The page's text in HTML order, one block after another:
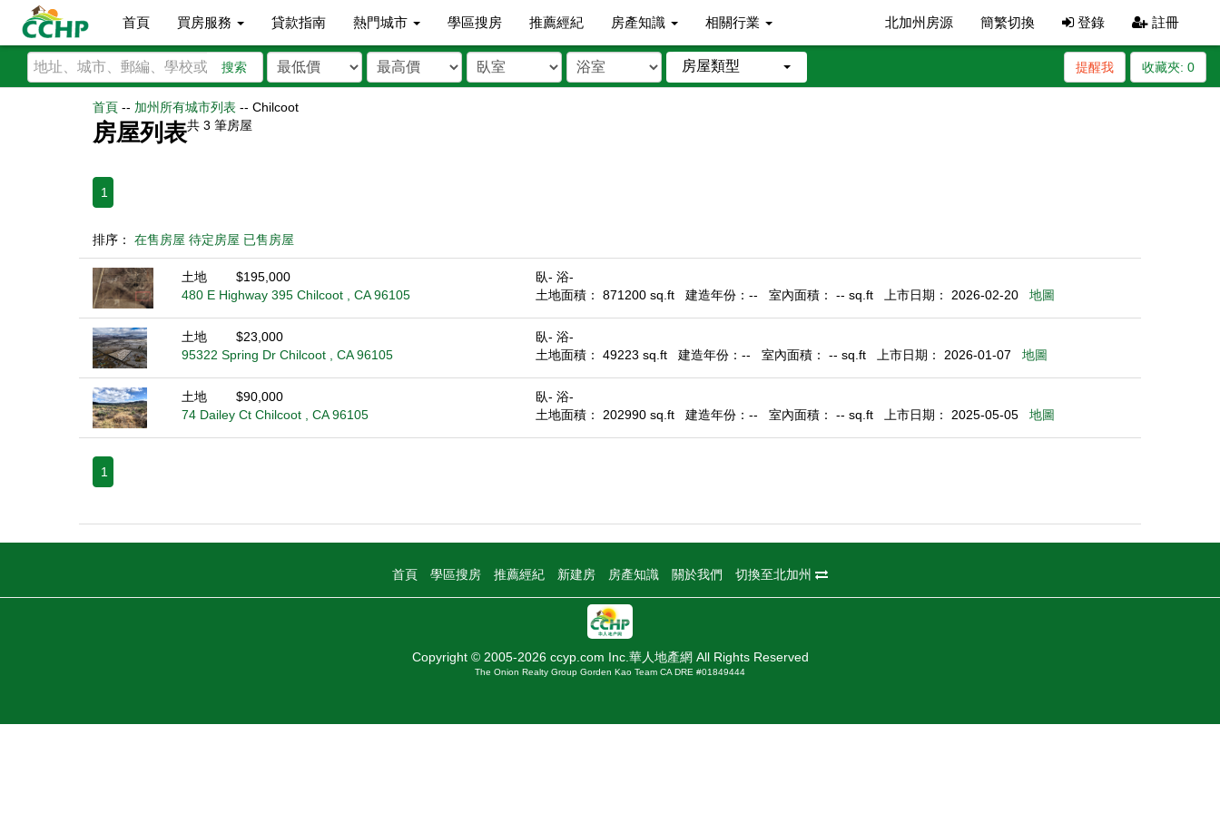
首頁 買房服務 貸款指南 熱門城市 學區搜房 推薦經紀 房產知識 相關行業 北加州房源 簡繁切換 登錄 註冊
搜索 房屋類型 收藏夾: 0
提醒我
首頁 -- 加州所有城市列表 -- Chilcoot
房屋列表共 3 筆房屋
1
排序： 在售房屋 待定房屋 已售房屋
土地
$195,000
480 E Highway 395 Chilcoot , CA 96105
臥- 浴-
土地面積： 871200 sq.ft
建造年份：-- 室內面積： -- sq.ft 上市日期： 2026-02-20 地圖
土地
$23,000
95322 Spring Dr Chilcoot , CA 96105
臥- 浴-
土地面積： 49223 sq.ft
建造年份：-- 室內面積： -- sq.ft 上市日期： 2026-01-07 地圖
土地
$90,000
74 Dailey Ct Chilcoot , CA 96105
臥- 浴-
土地面積： 202990 sq.ft
建造年份：-- 室內面積： -- sq.ft 上市日期： 2025-05-05 地圖
1
首頁 學區搜房 推薦經紀 新建房 房產知識 關於我們 切換至北加州
Copyright © 2005-2026 ccyp.com Inc.華人地產網 All Rights Reserved
The Onion Realty Group Gorden Kao Team CA DRE #01849444